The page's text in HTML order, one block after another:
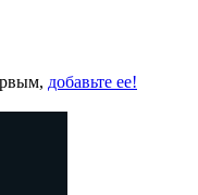
добавьте ее!